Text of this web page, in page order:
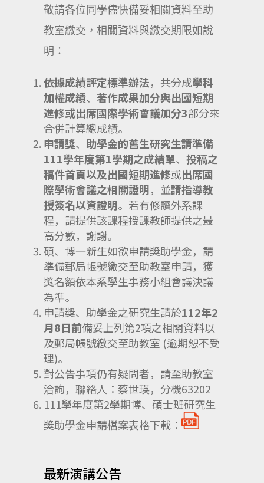
敬請各位同學儘快備妥相關資料至助
教室繳交，相關資料與繳交期限如說
明：
依據成績評定標準辦法，共分成學科
加權成績、 著作成果加分與出國短期
進修或出席國際學術會議加分3部分來
合併計算總成績。
申請獎、 助學金的舊生研究生請準備
111學年度第1學期之成績單、 投稿之
稿件首頁以及出國短期進修或出席國
際學術會議之相關證明，並請指導教
授簽名以資證明。若有修讀外系課
程，請提供該課程授課教師提供之最
高分數，謝謝。
碩、博一新生如欲申請獎助學金，請
準備郵局帳號繳交至助教室申請，獲
獎名額依本系學生事務小組會議決議
為準。
申請獎、助學金之研究生請於112年2
月8日前備妥上列第2項之相關資料以
及郵局帳號繳交至助教室 (逾期恕不受
理)。
對公告事項仍有疑問者，請至助教室
洽詢，聯絡人：蔡世瑛，分機63202
111學年度第2學期博、碩士班研究生
獎助學金申請檔案表格下載：
最新演講公告